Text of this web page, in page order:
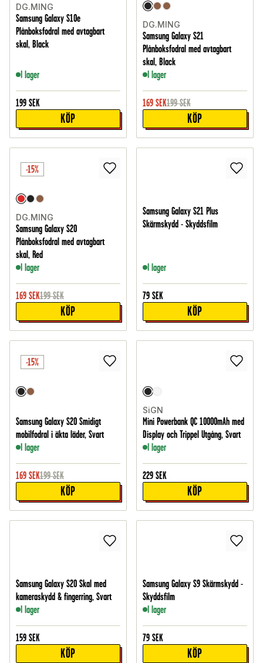
DG.MING
Samsung Galaxy S10e
Plånboksfodral med avtagbart
skal, Black
I lager
199 SEK
KÖP
DG.MING
Samsung Galaxy S21
Plånboksfodral med avtagbart
skal, Black
I lager
169 SEK199 SEK
KÖP
-15%
DG.MING
Samsung Galaxy S20
Plånboksfodral med avtagbart
skal, Red
I lager
169 SEK199 SEK
KÖP
Samsung Galaxy S21 Plus
Skärmskydd - Skyddsfilm
I lager
79 SEK
KÖP
-15%
Samsung Galaxy S20 Smidigt
mobilfodral i äkta läder, Svart
I lager
169 SEK199 SEK
KÖP
SiGN
Mini Powerbank QC 10000mAh med
Display och Trippel Utgång, Svart
I lager
229 SEK
KÖP
Samsung Galaxy S20 Skal med
kameraskydd & fingerring, Svart
I lager
159 SEK
KÖP
Samsung Galaxy S9 Skärmskydd -
Skyddsfilm
I lager
79 SEK
KÖP